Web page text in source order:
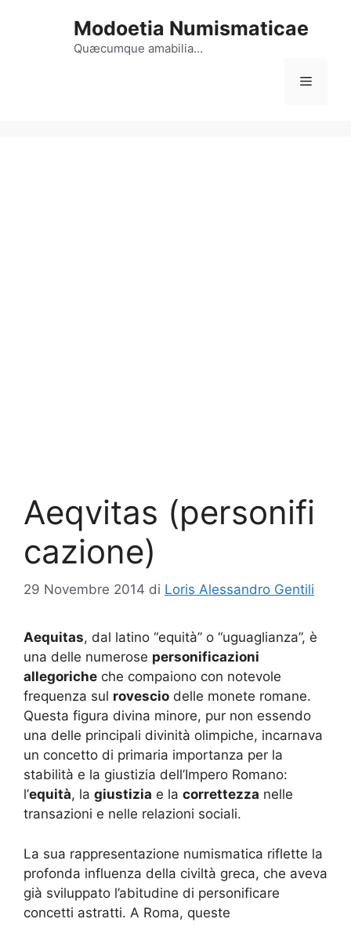
Modoetia Numismaticae
Quæcumque amabilia…
Menu
Aeqvitas (personifi
cazione)
29 Novembre 2014 di Loris Alessandro Gentili
Aequitas, dal latino “equità” o “uguaglianza”, è
una delle numerose personificazioni
allegoriche che compaiono con notevole
frequenza sul rovescio delle monete romane.
Questa figura divina minore, pur non essendo
una delle principali divinità olimpiche, incarnava
un concetto di primaria importanza per la
stabilità e la giustizia dell’Impero Romano:
l’equità, la giustizia e la correttezza nelle
transazioni e nelle relazioni sociali.
La sua rappresentazione numismatica riflette la
profonda influenza della civiltà greca, che aveva
già sviluppato l’abitudine di personificare
concetti astratti. A Roma, queste